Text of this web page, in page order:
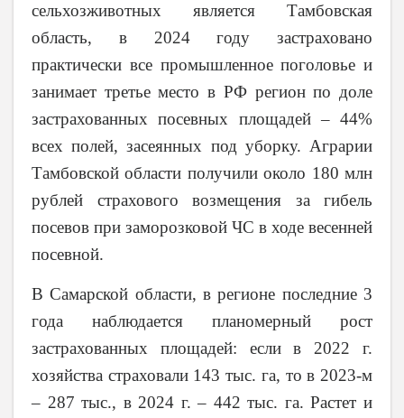
сельхозживотных является Тамбовская
область, в 2024 году застраховано
практически все промышленное поголовье и
занимает третье место в РФ регион по доле
застрахованных посевных площадей – 44%
всех полей, засеянных под уборку. Аграрии
Тамбовской области получили около 180 млн
рублей страхового возмещения за гибель
посевов при заморозковой ЧС в ходе весенней
посевной.
В Самарской области, в регионе последние 3
года наблюдается планомерный рост
застрахованных площадей: если в 2022 г.
хозяйства страховали 143 тыс. га, то в 2023-м
– 287 тыс., в 2024 г. – 442 тыс. га. Растет и